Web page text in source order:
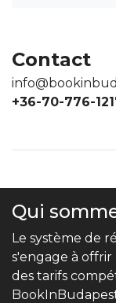
Contact
+36-70-776-
Qui
Le système de
s'engage à
des tarifs